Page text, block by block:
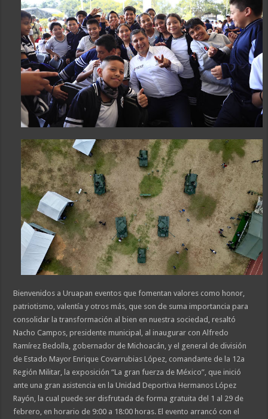
Bienvenidos a Uruapan eventos que fomentan valores como honor,
patriotismo, valentía y otros más, que son de suma importancia para
consolidar la transformación al bien en nuestra sociedad, resaltó
Nacho Campos, presidente municipal, al inaugurar con Alfredo
Ramírez Bedolla, gobernador de Michoacán, y el general de división
de Estado Mayor Enrique Covarrubias López, comandante de la 12a
Región Militar, la exposición “La gran fuerza de México”, que inició
ante una gran asistencia en la Unidad Deportiva Hermanos López
Rayón, la cual puede ser disfrutada de forma gratuita del 1 al 29 de
febrero, en horario de 9:00 a 18:00 horas. El evento arrancó con el